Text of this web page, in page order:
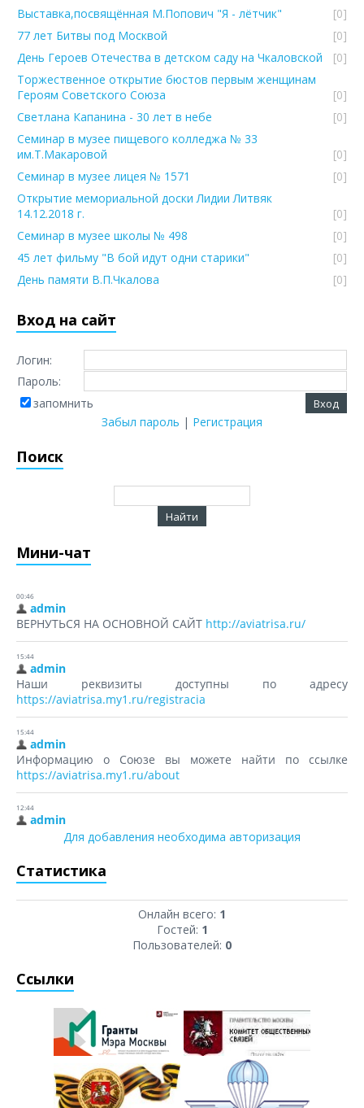
Выставка,посвящённая М.Попович "Я - лётчик"
[0]
77 лет Битвы под Москвой
[0]
День Героев Отечества в детском саду на Чкаловской
[0]
Торжественное открытие бюстов первым женщинам
Героям Советского Союза
[0]
Светлана Капанина - 30 лет в небе
[0]
Семинар в музее пищевого колледжа № 33
им.Т.Макаровой
[0]
Семинар в музее лицея № 1571
[0]
Открытие мемориальной доски Лидии Литвяк
14.12.2018 г.
[0]
Семинар в музее школы № 498
[0]
45 лет фильму "В бой идут одни старики"
[0]
День памяти В.П.Чкалова
[0]
Вход на сайт
Логин:
Пароль:
запомнить
Забыл пароль | Регистрация
Поиск
Мини-чат
Для добавления необходима авторизация
Статистика
Онлайн всего: 1
Гостей: 1
Пользователей: 0
Ссылки